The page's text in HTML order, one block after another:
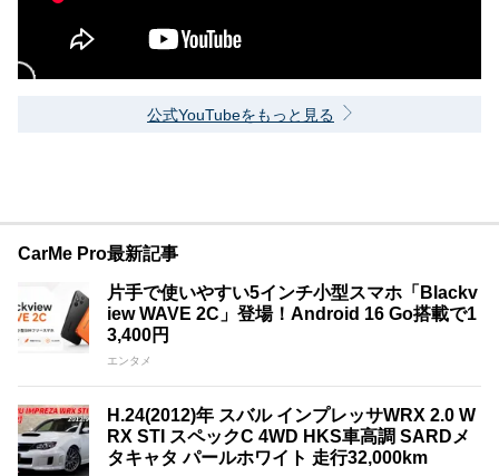
公式YouTubeをもっと見る
CarMe Pro最新記事
片手で使いやすい5インチ小型スマホ「Blackv
iew WAVE 2C」登場！Android 16 Go搭載で1
3,400円
エンタメ
H.24(2012)年 スバル インプレッサWRX 2.0 W
RX STI スペックC 4WD HKS車高調 SARDメ
タキャタ パールホワイト 走行32,000km